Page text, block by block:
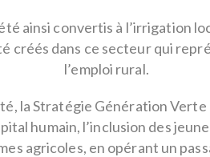
ainsi convertis à l’irrigation
créés dans ce secteur qui
l’emploi rural.
la Stratégie Génération
humain, l’inclusion des
agricoles, en opérant un